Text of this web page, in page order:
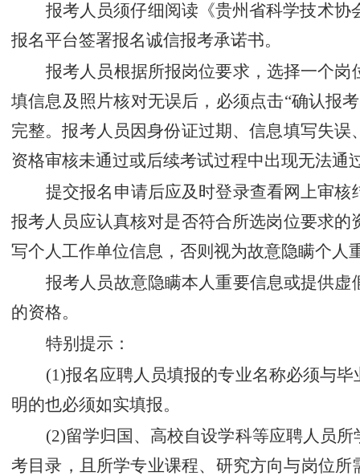
报考人员须仔细阅读《贵州省科学技术协
报名平台签署报名诚信报考承诺书。
报考人员根据所报岗位要求，选择一个岗
填信息及照片核对无误后， 必须点击“确认报考
完整。报考人员因身份证过期、信息填写失
资格审核未通过或后续考试过程中出现无法
提交报名申请后应及时登录查看网上审
报考人员应认真核对是否符合所选岗位要求
写个人工作单位信息，否则视为故意隐瞒个人
报考人员故意隐瞒本人重要信息或提供
的资格。
特别提示：
(1)报名应聘人员填报的专业名称必须与
明的也必须如实填报。
(2)留学归国、高校自设学科等应聘人员
考目录，且所学专业课程、研究方向与岗位所